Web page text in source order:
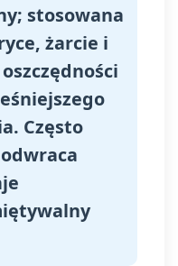
stosowana
żarcie i
Często